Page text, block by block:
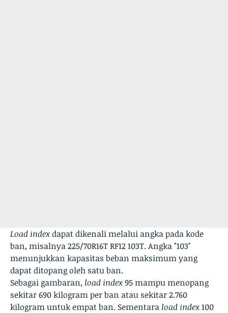
Load indexdapat dikenali melalui angka pada kode
ban, misalnya 225/70R16T RF12 103T. Angka "103"
menunjukkan kapasitas beban maksimum yang
dapat ditopang oleh satu ban.
Sebagai gambaran, load index95 mampu menopang
sekitar 690 kilogram per ban atau sekitar 2.760
kilogram untuk empat ban. Sementara load index100